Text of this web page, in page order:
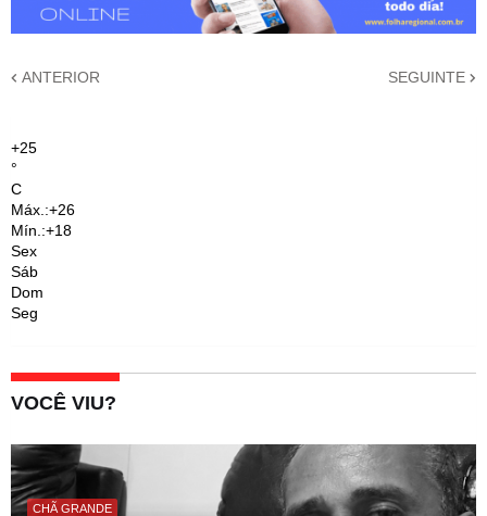
ANTERIOR SEGUINTE
+25
°
C
Máx.:+26
Mín.:+18
Sex
Sáb
Dom
Seg
VOCÊ VIU?
CHÃ GRANDE